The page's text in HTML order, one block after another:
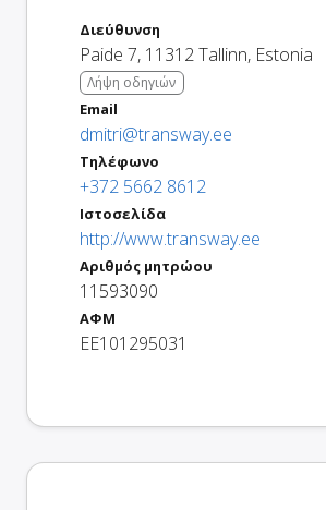
Διεύθυνση
Paide 7, 11312Tallinn, Estonia
Λήψη οδηγιών
Email
dmitri@transway.ee
Τηλέφωνο
+372 5662 8612
Ιστοσελίδα
http://www.transway.ee
Αριθμός μητρώου
11593090
ΑΦΜ
EE101295031